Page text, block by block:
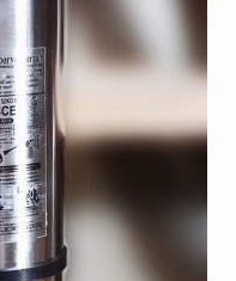
с повышенными